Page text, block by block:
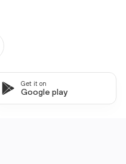
Get it on
Google play